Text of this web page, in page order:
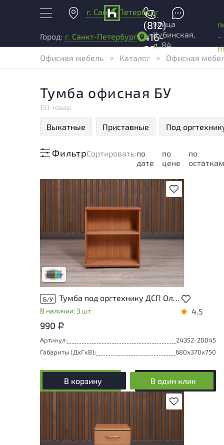
г. Санкт-Петербург
+7
(812)
416-
96-
99
Город: г. Санкт-Петербург
улица
Кубинская,
д. 84
-
Офисная мебель
> Каталог > Офисная
Тумба офисная БУ
151 товар
Выкатные Приставные Под
ФильтрCортировать:по
дате
по
цене
по
В избранное
Товар представлен с низкими степенями
износа. От состояния, приближенного к
новому, до незначительных следов
эксплуатации. Подробнее об износе в
разделе характеристики.
Низкая степень износа
Б/У Тумба под оргтехнику ДСП Ольха Россия
В наличии: 3 шт 4.5
990 Р
Артикул:
24352-20045
Габариты (ДxГxВ):
680x370x750
В корзину В один клик
В избранное